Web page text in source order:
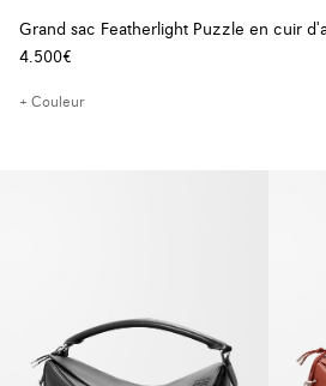
Grand sac Featherlight Puzzle en cuir
4.500€
+ Couleur